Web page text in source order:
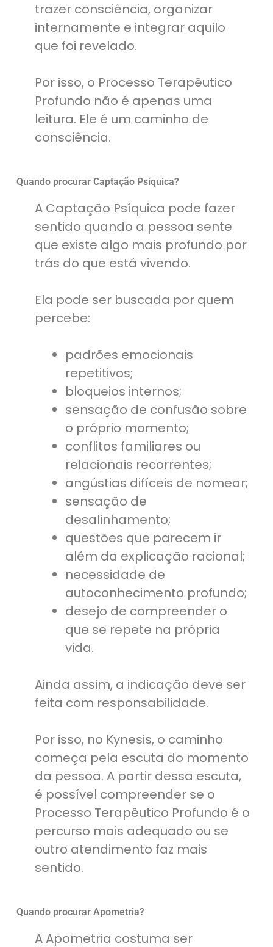
trazer consciência, organizar
internamente e integrar aquilo
que foi revelado.
Por isso, o Processo Terapêutico
Profundo não é apenas uma
leitura. Ele é um caminho de
consciência.
Quando procurar Captação Psíquica?
A Captação Psíquica pode fazer
sentido quando a pessoa sente
que existe algo mais profundo por
trás do que está vivendo.
Ela pode ser buscada por quem
percebe:
padrões emocionais
repetitivos;
bloqueios internos;
sensação de confusão sobre
o próprio momento;
conflitos familiares ou
relacionais recorrentes;
angústias difíceis de nomear;
sensação de
desalinhamento;
questões que parecem ir
além da explicação racional;
necessidade de
autoconhecimento profundo;
desejo de compreender o
que se repete na própria
vida.
Ainda assim, a indicação deve ser
feita com responsabilidade.
Por isso, no Kynesis, o caminho
começa pela escuta do momento
da pessoa. A partir dessa escuta,
é possível compreender se o
Processo Terapêutico Profundo é o
percurso mais adequado ou se
outro atendimento faz mais
sentido.
Quando procurar Apometria?
A Apometria costuma ser